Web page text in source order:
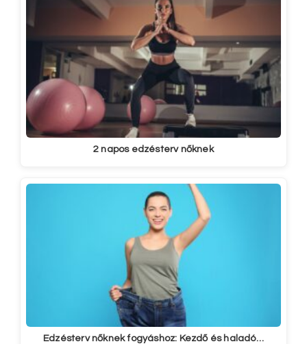
2 napos edzésterv nőknek
Edzésterv nőknek fogyáshoz: Kezdő és haladó…